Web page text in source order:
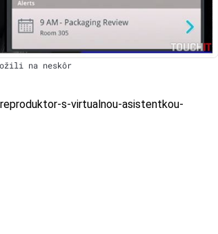
na neskôr
s-virtualnou-asistentkou-